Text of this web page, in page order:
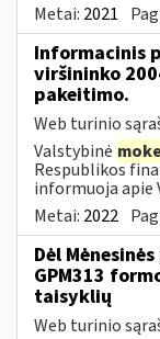
Metai: 2021
Informacinis
viršininko
pakeitimo.
Web turinio
Valstybinė
Respublikos
informuoja apie
Metai: 2022
Dėl
GPM313
taisyklių
Web turinio